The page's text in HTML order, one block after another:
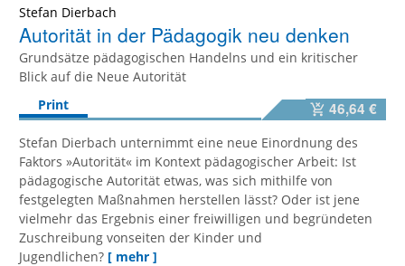
Stefan Dierbach
Autorität in der Pädagogik neu denken
Grundsätze pädagogischen Handelns und ein kritischer
Blick auf die Neue Autorität
Print
46,64 €
Stefan Dierbach unternimmt eine neue Einordnung des
Faktors »Autorität« im Kontext pädagogischer Arbeit: Ist
pädagogische Autorität etwas, was sich mithilfe von
festgelegten Maßnahmen herstellen lässt? Oder ist jene
vielmehr das Ergebnis einer freiwilligen und begründeten
Zuschreibung vonseiten der Kinder und
Jugendlichen? [ mehr ]